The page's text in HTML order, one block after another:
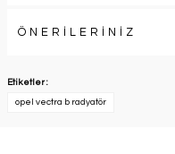
ÖNERİLERİNİZ
Etiketler :
opel vectra b radyatör